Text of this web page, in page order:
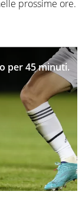
prossime ore.
per 45 minuti.